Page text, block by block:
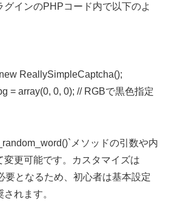
インのPHPコード内で以下のよ
ReallySimpleCaptcha();
= array(0, 0, 0); // RGBで黒色指定
メソッドの引数や内
変更可能です。カスタマイズは
要となるため、初心者は基本設定
れます。